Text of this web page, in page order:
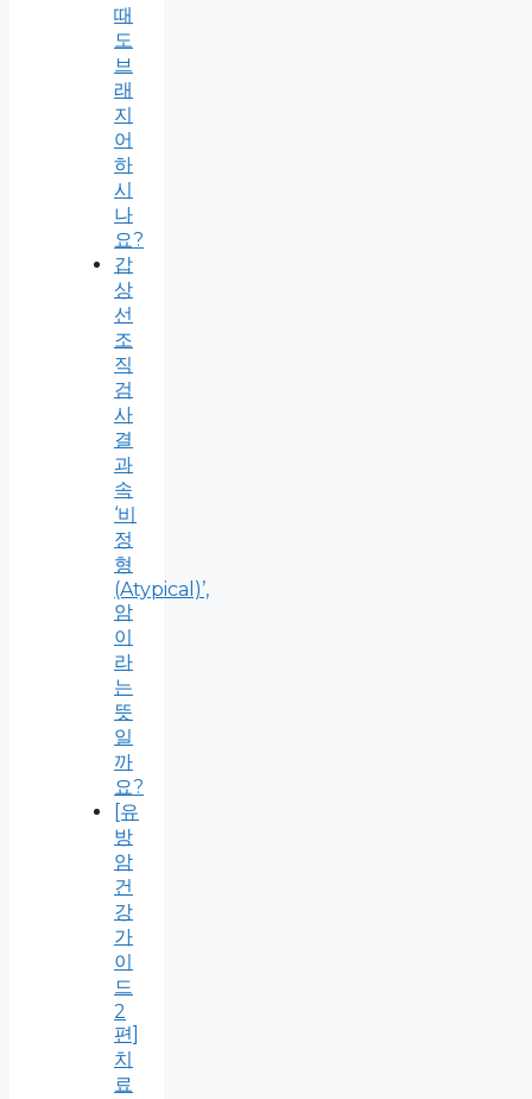
때
도
브
래
지
어
하
시
나
요?
갑
상
선
조
직
검
사
결
과
속
‘비
정
형
(Atypical)’,
암
이
라
는
뜻
일
까
요?
[유
방
암
건
강
가
이
드
2
편]
치
료